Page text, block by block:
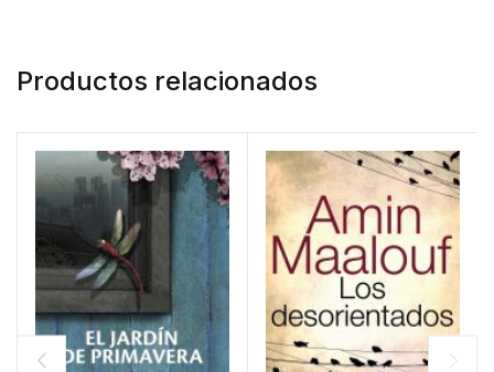
Productos relacionados